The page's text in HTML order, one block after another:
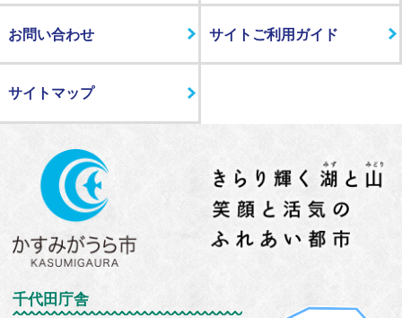
お問い合わせ サイトご利用ガイド
サイトマップ
千代田庁舎